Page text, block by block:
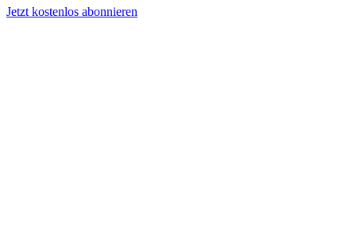
Jetzt kostenlos abonnieren